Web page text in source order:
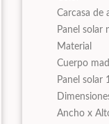
Carcasa de
Panel solar
Material
Cuerpo
Panel solar
Ancho x